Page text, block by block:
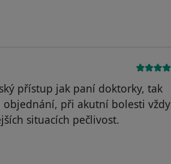
přístup jak paní doktorky, tak
při akutní bolesti vždy
situacích pečlivost.